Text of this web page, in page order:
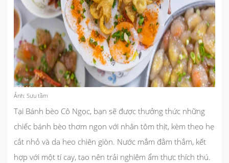
Ảnh: Sưu tầm
Tại Bánh bèo Cô Ngọc, bạn sẽ được thưởng thức những
chiếc bánh bèo thơm ngon với nhân tôm thịt, kèm theo hẹ
cắt nhỏ và da heo chiên giòn. Nước mắm đằm thắm, kết
hợp với một tí cay, tạo nên trải nghiệm ẩm thực thích thú.